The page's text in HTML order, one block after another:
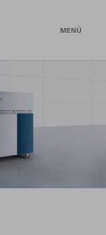
MENÜ